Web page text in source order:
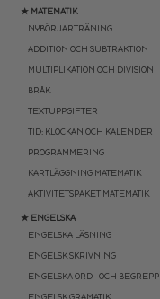
★ MATEMATIK
NYBÖRJARTRÄNING
ADDITION OCH SUBTRAKTION
MULTIPLIKATION OCH DIVISION
BRÅK
TEXTUPPGIFTER
TID: KLOCKAN OCH KALENDER
PROGRAMMERING
KARTLÄGGNING MATEMATIK
AKTIVITETSPAKET MATEMATIK
★ ENGELSKA
ENGELSKA LÄSNING
ENGELSK SKRIVNING
ENGELSKA ORD- OCH BEGREPP
ENGELSK GRAMATIK